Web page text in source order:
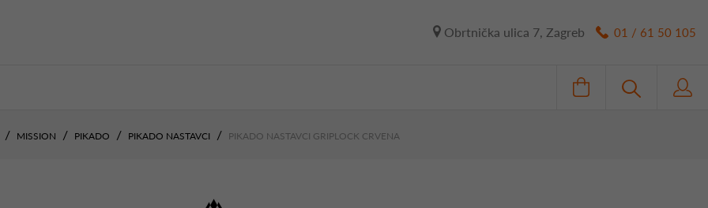
Obrtnička ulica 7, Zagreb 01 / 61 50 105
MISSION PIKADO PIKADO NASTAVCI PIKADO NASTAVCI GRIPLOCK CRVENA